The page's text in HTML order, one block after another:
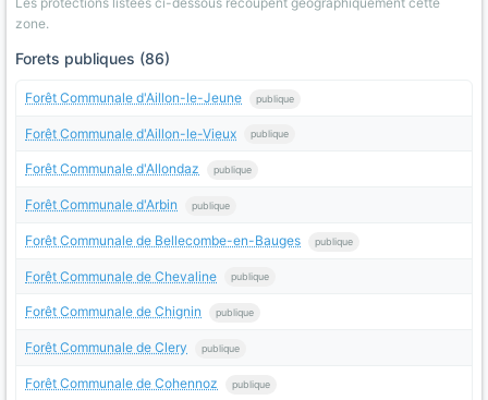
zone.
Forets publiques (86)
Forêt Communale d'Aillon-le-Jeune publique
Forêt Communale d'Aillon-le-Vieux publique
Forêt Communale d'Allondaz publique
Forêt Communale d'Arbin publique
Forêt Communale de Bellecombe-en-Bauges publique
Forêt Communale de Chevaline publique
Forêt Communale de Chignin publique
Forêt Communale de Clery publique
Forêt Communale de Cohennoz publique